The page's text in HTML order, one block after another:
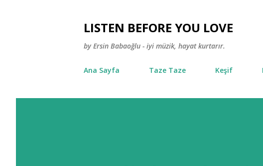
LISTEN BEFORE YOU LOVE
by Ersin Babaoğlu - iyi müzik, hayat kurtarır.
Ana Sayfa Taze Taze Keşif